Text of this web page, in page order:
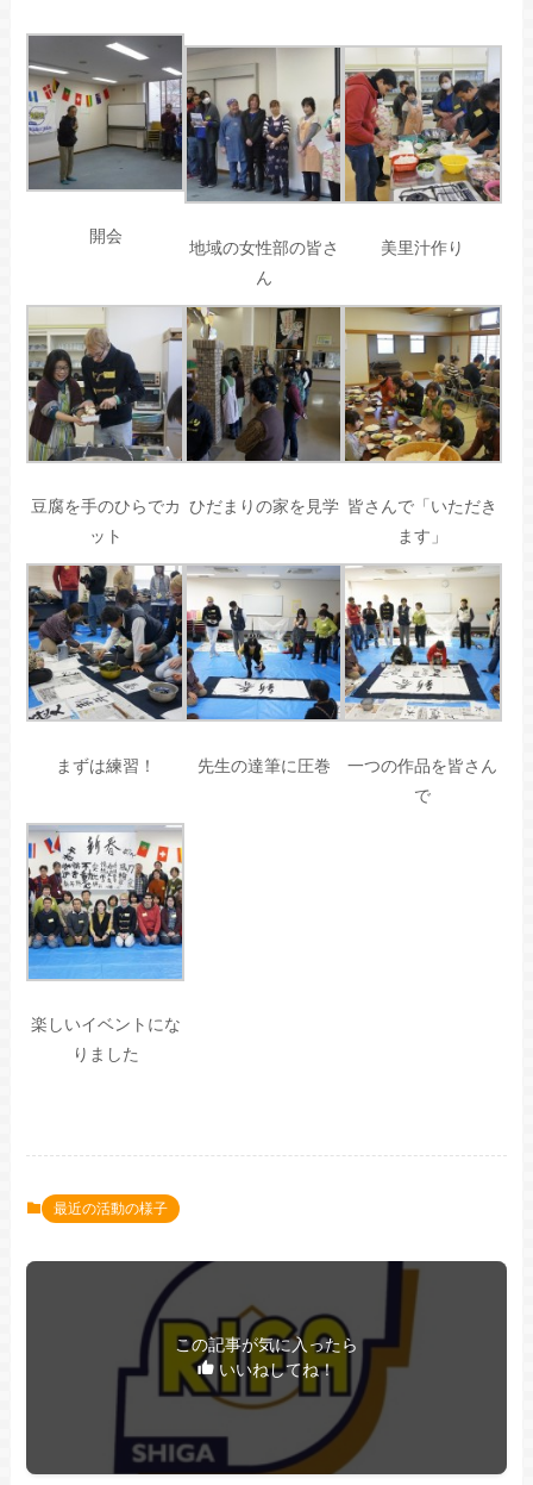
開会
地域の女性部の皆さ
ん
美里汁作り
豆腐を手のひらでカ
ット
ひだまりの家を見学 皆さんで「いただき
ます」
まずは練習！ 先生の達筆に圧巻
一つの作品を皆さん
で
楽しいイベントにな
りました
最近の活動の様子
この記事が気に入ったら
いいねしてね！